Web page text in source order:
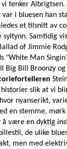
tenker
i bluesen han
et tilsnitt av
Samtidig
of Jimmie
"White Man
Bill Broonzy og
slik at vi
nyanserikt,
en stemme,
å være en dyktig
de ulike
men med